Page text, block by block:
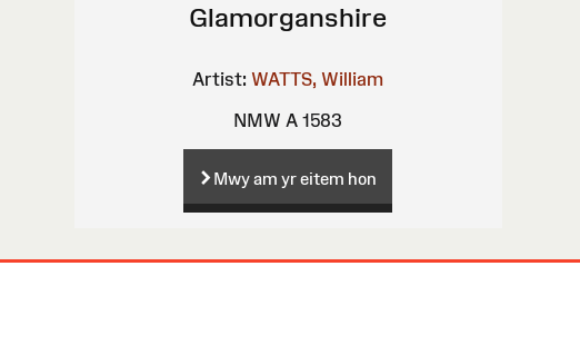
Glamorganshire
Artist: WATTS, William
NMW A 1583
Mwy am yr eitem hon